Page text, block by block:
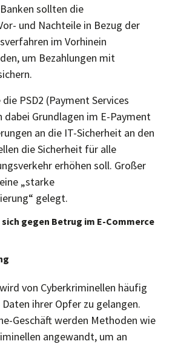
sollten die
und Nachteile in Bezug der
im Vorhinein
um Bezahlungen mit
PSD2 (Payment Services
dabei Grundlagen im E-Payment
an die IT-Sicherheit an den
die Sicherheit für alle
erhöhen soll. Großer
„starke
gelegt.
gegen Betrug im E-Commerce
von Cyberkriminellen häufig
ihrer Opfer zu gelangen.
Geschäft werden Methoden wie
angewandt, um an